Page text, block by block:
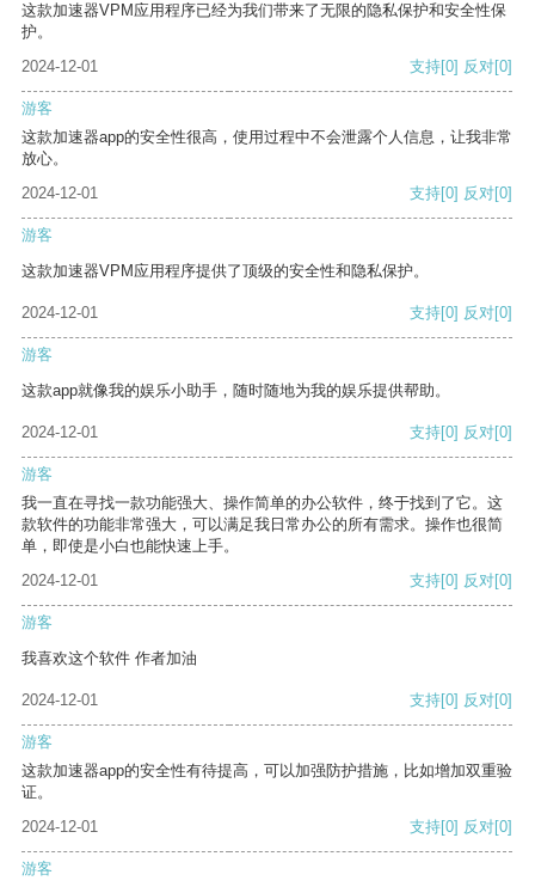
这款加速器VPM应用程序已经为我们带来了无限的隐私保护和安全性保
护。
2024-12-01
支持[0] 反对[0]
游客
这款加速器app的安全性很高，使用过程中不会泄露个人信息，让我非常
放心。
2024-12-01
支持[0] 反对[0]
游客
这款加速器VPM应用程序提供了顶级的安全性和隐私保护。
2024-12-01 支持[0] 反对[0]
游客
这款app就像我的娱乐小助手，随时随地为我的娱乐提供帮助。
2024-12-01 支持[0] 反对[0]
游客
我一直在寻找一款功能强大、操作简单的办公软件，终于找到了它。这
款软件的功能非常强大，可以满足我日常办公的所有需求。操作也很简
单，即使是小白也能快速上手。
2024-12-01
支持[0] 反对[0]
游客
我喜欢这个软件 作者加油
2024-12-01 支持[0] 反对[0]
游客
这款加速器app的安全性有待提高，可以加强防护措施，比如增加双重验
证。
2024-12-01
支持[0] 反对[0]
游客